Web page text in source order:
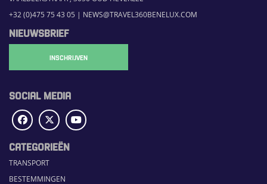
+32 (0)475 75 43 05 | NEWS@TRAVEL360BENELUX.COM
NIEUWSBRIEF
INSCHRIJVEN
SOCIAL MEDIA
CATEGORIEËN
TRANSPORT
BESTEMMINGEN